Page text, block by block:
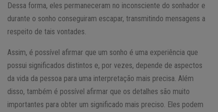
Dessa forma, eles permaneceram no inconsciente do sonhador e
durante o sonho conseguiram escapar, transmitindo mensagens a
respeito de tais vontades.
Assim, é possível afirmar que um sonho é uma experiência que
possui significados distintos e, por vezes, depende de aspectos
da vida da pessoa para uma interpretação mais precisa. Além
disso, também é possível afirmar que os detalhes são muito
importantes para obter um significado mais preciso. Eles podem